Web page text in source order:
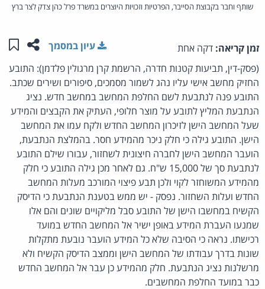
שותף וחבר בקבוצת הסייבר, הפרטיות וזכויות היוצרים במשרד פרל כהן צדק לצר ברץ
זמן קריאה: דקה אחת שתפו
עיון במסמך
(פסק-דין, תביעות קטנות חדרה, הרשמת קרן מרגולין פלדמן): התובע
החזיק מחשב אישי עליו נהג לשמור מסמכים, סיפורים ושירים שכתב.
התובע פנה לנתבעת לשם החלפת המחשב במחשב חדש. נציג
הנתבעת המליץ לתובע על מוצר חלופי, העתיק את הקבצים והמידע
שעל המחשב הישן לזיכרון המחשב החדש ולקח עמו את המחשב
הישן. התובע גילה כי חלק ניכר מהמידע חסר. בהמלצת הנתבעת,
הועבר המחשב הישן לחברה חיצונית לשחזור, עבורו שילם התובע
לנתבעת סך של 15,000 ש"ח. גם לאחר מכן גילה התובע כי חלק
מהמידע המשוחזר לקוי ולכן תבע פיצוי המורכב מעלות המחשב
החדש ועלות השחזור. נפסק - יש ממש בטענת הנתבעת כי הדיסק
הקשיח במחשבו הישן של התובע סבל מליקויים שונים והם אלו
שמנעו העברת המידע באופן ישיר אל המחשב החדש במועד
רכישתו. נראה כי הסיבה שלא כל המידע הועבר נובעת מתקלות
שונות בדרך עבודתו של המחשב הישן וממצב הדיסק הקשיח ולא
מרשלנות נציג הנתבעת. חלק מהמידע כן עבר אל המחשב החדש
כבר במועד החלפת המחשבים.